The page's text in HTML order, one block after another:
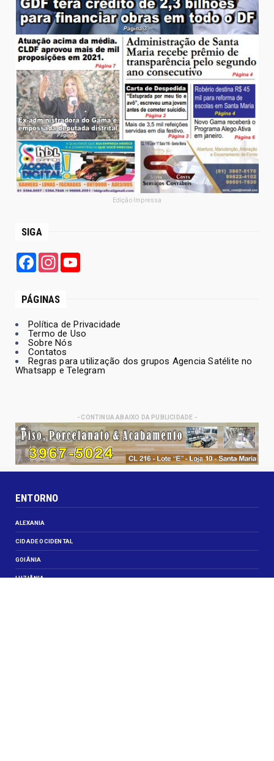
Edição Impressa
SIGA
FacebookInstagram
PÁGINAS
Política de Privacidade
Termo de Uso
Sobre Nós
Contatos
Regras para utilização dos grupos Agencia Satélite no
Whatsapp e Telegram
- CONTINUA ABAIXO DA PUBLICIDADE -
ENTORNO
ALEXANIA
CIDADE OCIDENTAL
GOIÂNIA
LUZIÂNIA